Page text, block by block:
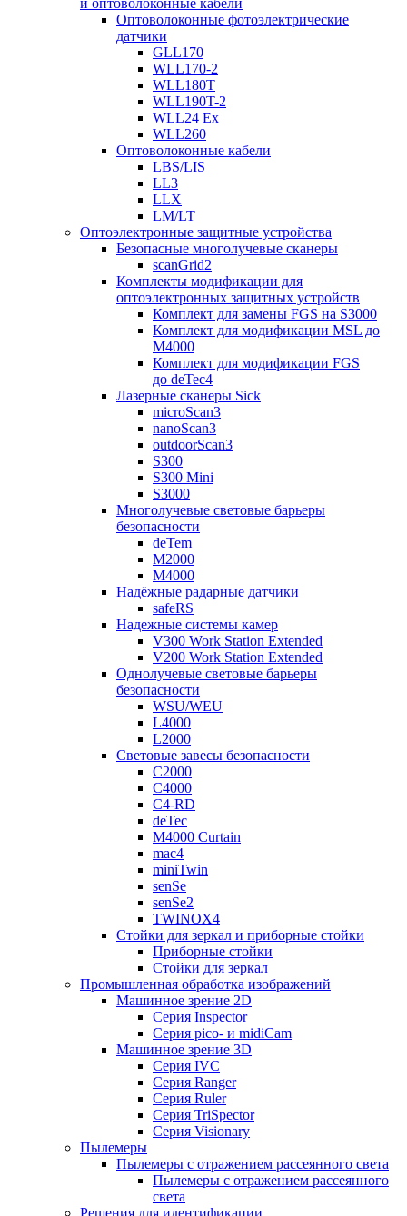
и оптоволоконные кабели
Оптоволоконные фотоэлектрические
датчики
GLL170
WLL170-2
WLL180T
WLL190T-2
WLL24 Ex
WLL260
Оптоволоконные кабели
LBS/LIS
LL3
LLX
LM/LT
Оптоэлектронные защитные устройства
Безопасные многолучевые сканеры
scanGrid2
Комплекты модификации для
оптоэлектронных защитных устройств
Комплект для замены FGS на S3000
Комплект для модификации MSL до
M4000
Комплект для модификации FGS
до deTec4
Лазерные сканеры Sick
microScan3
nanoScan3
outdoorScan3
S300
S300 Mini
S3000
Многолучевые световые барьеры
безопасности
deTem
M2000
M4000
Надёжные радарные датчики
safeRS
Надежные системы камер
V300 Work Station Extended
V200 Work Station Extended
Однолучевые световые барьеры
безопасности
WSU/WEU
L4000
L2000
Световые завесы безопасности
C2000
C4000
C4-RD
deTec
M4000 Curtain
mac4
miniTwin
senSe
senSe2
TWINOX4
Стойки для зеркал и приборные стойки
Приборные стойки
Стойки для зеркал
Промышленная обработка изображений
Машинное зрение 2D
Серия Inspector
Серия pico- и midiCam
Машинное зрение 3D
Серия IVC
Серия Ranger
Серия Ruler
Серия TriSpector
Серия Visionary
Пылемеры
Пылемеры с отражением рассеянного света
Пылемеры с отражением рассеянного
света
Решения для идентификации